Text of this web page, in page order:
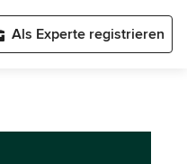
Als Experte registrieren